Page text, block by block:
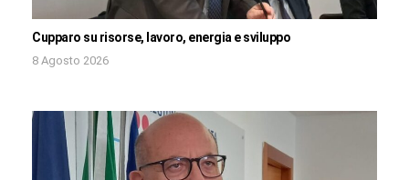
Cupparo su risorse, lavoro, energia e sviluppo
8 Agosto 2026